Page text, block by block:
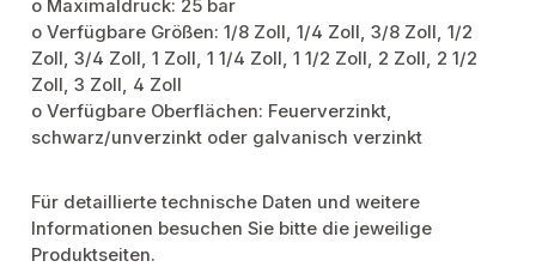
o Maximaldruck: 25 bar
o Verfügbare Größen: 1/8 Zoll, 1/4 Zoll, 3/8 Zoll, 1/2
Zoll, 3/4 Zoll, 1 Zoll, 1 1/4 Zoll, 1 1/2 Zoll, 2 Zoll, 2 1/2
Zoll, 3 Zoll, 4 Zoll
o Verfügbare Oberflächen: Feuerverzinkt,
schwarz/unverzinkt oder galvanisch verzinkt
Für detaillierte technische Daten und weitere
Informationen besuchen Sie bitte die jeweilige
Produktseiten.